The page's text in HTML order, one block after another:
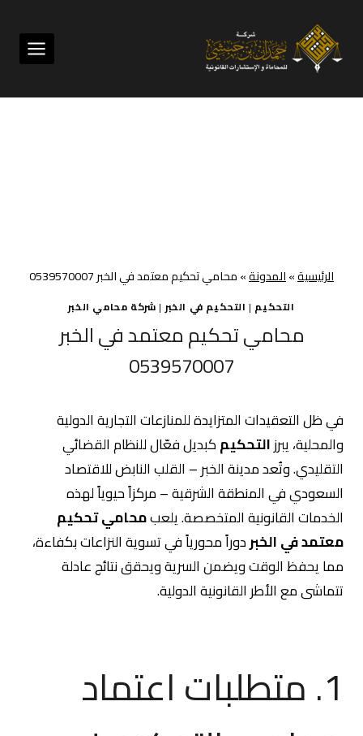
المحتوى
الرئيسية»المدونة»محامي تحكيم معتمد في الخبر 0539570007
التحكيم | التحكيم في الخبر | شركة محامي الخبر
محامي تحكيم معتمد في الخبر
0539570007
في ظل التعقيدات المتزايدة للمنازعات التجارية الدولية
والمحلية، يبرزالتحكيمكبديل فعّال للنظام القضائي
التقليدي. وتُعد مدينة الخبر – القلب النابض للاقتصاد
السعودي في المنطقة الشرقية – مركزاً حيوياً لهذه
الخدمات القانونية المتخصصة. يلعبمحامي تحكيم
معتمد في الخبردوراً محورياً في تسوية النزاعات بكفاءة،
مما يحفظ الوقت ويضمن السرية ويحقق نتائج عادلة
تتماشى مع الأطر القانونية الدولية.
1. متطلبات اعتماد